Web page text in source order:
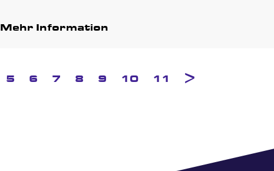
Mehr Information
5 6 7 8 9 10 11